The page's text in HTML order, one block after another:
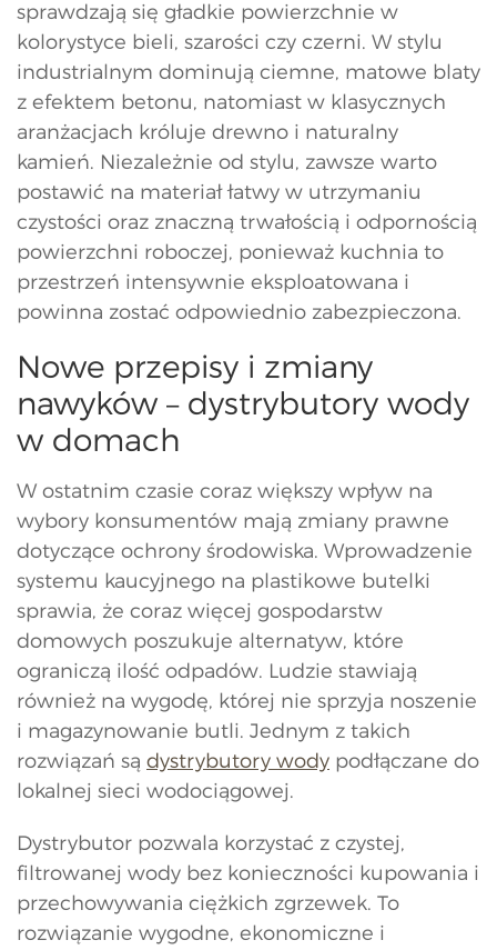
sprawdzają się gładkie powierzchnie w
kolorystyce bieli, szarości czy czerni. W stylu
industrialnym dominują ciemne, matowe blaty
z efektem betonu, natomiast w klasycznych
aranżacjach króluje drewno i naturalny
kamień. Niezależnie od stylu, zawsze warto
postawić na materiał łatwy w utrzymaniu
czystości oraz znaczną trwałością i odpornością
powierzchni roboczej, ponieważ kuchnia to
przestrzeń intensywnie eksploatowana i
powinna zostać odpowiednio zabezpieczona.
Nowe przepisy i zmiany
nawyków – dystrybutory wody
w domach
W ostatnim czasie coraz większy wpływ na
wybory konsumentów mają zmiany prawne
dotyczące ochrony środowiska. Wprowadzenie
systemu kaucyjnego na plastikowe butelki
sprawia, że coraz więcej gospodarstw
domowych poszukuje alternatyw, które
ograniczą ilość odpadów. Ludzie stawiają
również na wygodę, której nie sprzyja noszenie
i magazynowanie butli. Jednym z takich
rozwiązań są dystrybutory wody podłączane do
lokalnej sieci wodociągowej.
Dystrybutor pozwala korzystać z czystej,
filtrowanej wody bez konieczności kupowania i
przechowywania ciężkich zgrzewek. To
rozwiązanie wygodne, ekonomiczne i